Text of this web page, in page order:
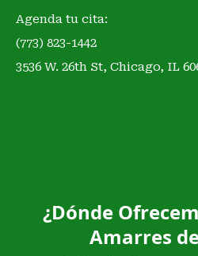
Agenda tu cita:
(773) 823-1442
3536 W. 26th St, Chicago, IL
¿Dónde
Amarres